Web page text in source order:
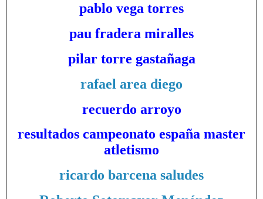
pablo vega torres
pau fradera miralles
pilar torre gastañaga
rafael area diego
recuerdo arroyo
resultados campeonato españa master
atletismo
ricardo barcena saludes